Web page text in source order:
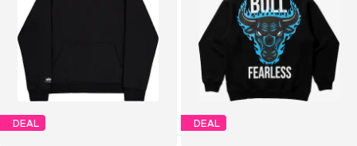
DEAL DEAL